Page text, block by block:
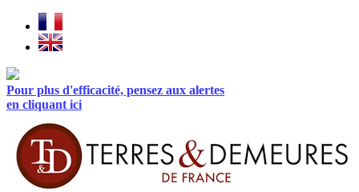
Pour plus d'efficacité, pensez aux alertes
en cliquant ici